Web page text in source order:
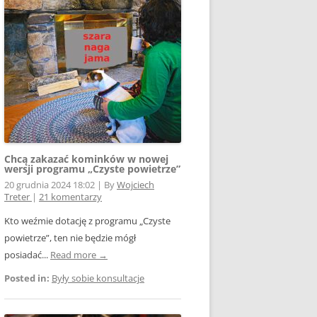
WSPÓŁPRACY
Z SIECIĄ
FOTOWOLTAICE –
TKWI
ROZLICZENIA
– JAK ŻYĆ?
Chcą zakazać kominków w nowej
wersji programu „Czyste powietrze”
20 grudnia 2024 18:02 | ByWojciech
Treter | 21 komentarzy
Kto weźmie dotację z programu „Czyste
powietrze”, ten nie będzie mógł
posiadać... Read more →
Posted in: Były sobie konsultacje